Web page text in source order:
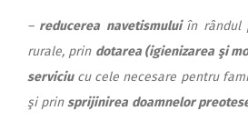
– reducerea navetismului în rândul
rurale, prin dotarea (igienizarea şi
serviciucu cele necesare pentru
şi prinsprijinirea doamnelor